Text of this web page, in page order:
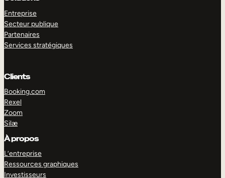
Entreprise
Secteur publique
Partenaires
Services stratégiques
Clients
Booking.com
Rexel
Zoom
Silæ
À propos
L’entreprise
Ressources graphiques
Investisseurs